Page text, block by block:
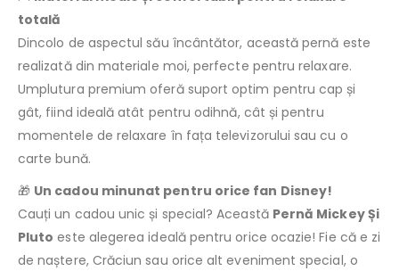
totală
Dincolo de aspectul său încântător, această pernă este
realizată din materiale moi, perfecte pentru relaxare.
Umplutura premium oferă suport optim pentru cap și
gât, fiind ideală atât pentru odihnă, cât și pentru
momentele de relaxare în fața televizorului sau cu o
carte bună.
🎁 Un cadou minunat pentru orice fan Disney!
Cauți un cadou unic și special? Această Pernă Mickey Și
Pluto este alegerea ideală pentru orice ocazie! Fie că e zi
de naștere, Crăciun sau orice alt eveniment special, o